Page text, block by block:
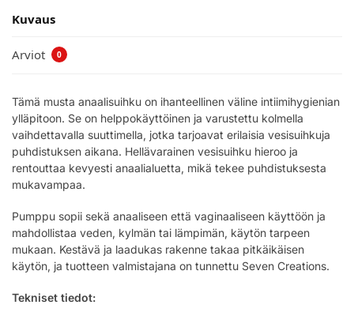
Kuvaus
Arviot 0
Tämä musta anaalisuihku on ihanteellinen väline intiimihygienian
ylläpitoon. Se on helppokäyttöinen ja varustettu kolmella
vaihdettavalla suuttimella, jotka tarjoavat erilaisia vesisuihkuja
puhdistuksen aikana. Hellävarainen vesisuihku hieroo ja
rentouttaa kevyesti anaalialuetta, mikä tekee puhdistuksesta
mukavampaa.
Pumppu sopii sekä anaaliseen että vaginaaliseen käyttöön ja
mahdollistaa veden, kylmän tai lämpimän, käytön tarpeen
mukaan. Kestävä ja laadukas rakenne takaa pitkäikäisen
käytön, ja tuotteen valmistajana on tunnettu Seven Creations.
Tekniset tiedot: